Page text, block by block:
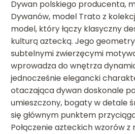
Dywan polskiego producenta,
Dywanów, model Trato z
model, który łączy klasyczny
kulturą aztecką. Jego
subtelnymi zwierzęcymi
wprowadza do wnętrza
jednocześnie elegancki
otaczająca dywan doskonale
umieszczony, bogaty w detale
się głównym punktem
Połączenie azteckich wzorów